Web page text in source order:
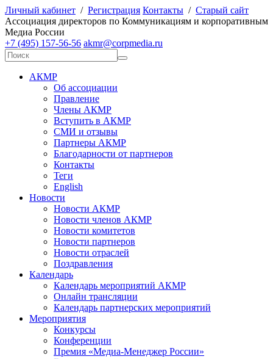
Личный кабинет / Регистрация Контакты / Старый сайт
Ассоциация директоров по Коммуникациям и корпоративным
Медиа России
+7 (495) 157-56-56 akmr@corpmedia.ru
АКМР
Об ассоциации
Правление
Члены АКМР
Вступить в АКМР
СМИ и отзывы
Партнеры АКМР
Благодарности от партнеров
Контакты
Теги
English
Новости
Новости АКМР
Новости членов АКМР
Новости комитетов
Новости партнеров
Новости отраслей
Поздравления
Календарь
Календарь мероприятий АКМР
Онлайн трансляции
Календарь партнерских мероприятий
Мероприятия
Конкурсы
Конференции
Премия «Медиа-Менеджер России»